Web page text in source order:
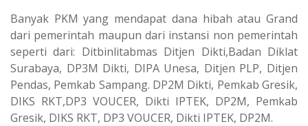
Banyak PKM yang mendapat dana hibah atau Grand
dari pemerintah maupun dari instansi non pemerintah
seperti dari: Ditbinlitabmas Ditjen Dikti,Badan Diklat
Surabaya, DP3M Dikti, DIPA Unesa, Ditjen PLP, Ditjen
Pendas, Pemkab Sampang. DP2M Dikti, Pemkab Gresik,
DIKS RKT,DP3 VOUCER, Dikti IPTEK, DP2M, Pemkab
Gresik, DIKS RKT, DP3 VOUCER, Dikti IPTEK, DP2M.